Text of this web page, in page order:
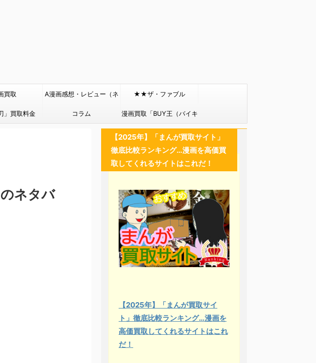
買取 A漫画感想・レビュー（ネ
タバレあり）
★★ザ・ファブル
」買取料金 コラム 漫画買取「BUY王（バイキ
ング）」
ネタバ
【2025年】「まんが買取サイト」
徹底比較ランキング…漫画を高価買
取してくれるサイトはこれだ！
【2025年】「まんが買取サイ
ト」徹底比較ランキング…漫画を
高価買取してくれるサイトはこれ
だ！